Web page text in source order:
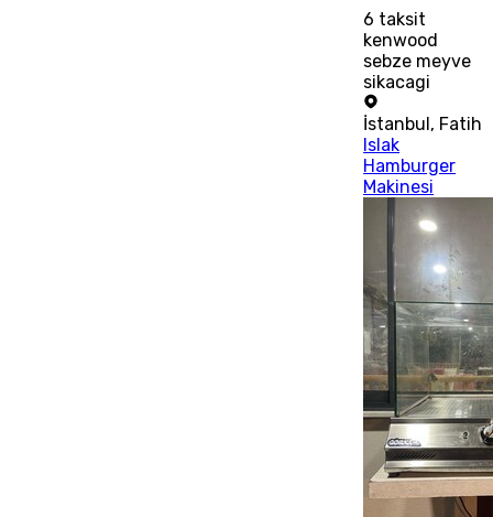
6 taksit
kenwood
sebze meyve
sikacagi
İstanbul, Fatih
Islak
Hamburger
Makinesi